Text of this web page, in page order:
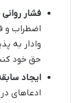
فشار
اضطراب و
وادار به
حق خود
ایجاد
ادعاهای